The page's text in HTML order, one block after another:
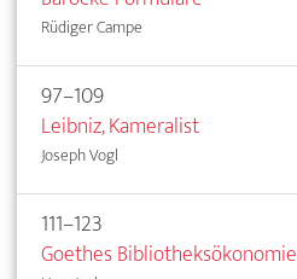
Rüdiger Campe
97–109
Leibniz, Kameralist
Joseph Vogl
111–123
Goethes Bibliotheksökonomie